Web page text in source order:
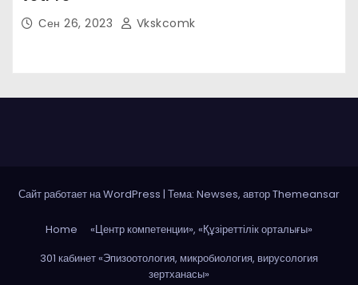
Сен 26, 2023 Vkskcomk
Сайт работает на WordPress | Тема: Newses, авторThemeansar
Home
«Центр компетенции», «Құзіреттілік орталығы»
301 кабинет «Эпизоотология, микробиология, вирусология
зертханасы»